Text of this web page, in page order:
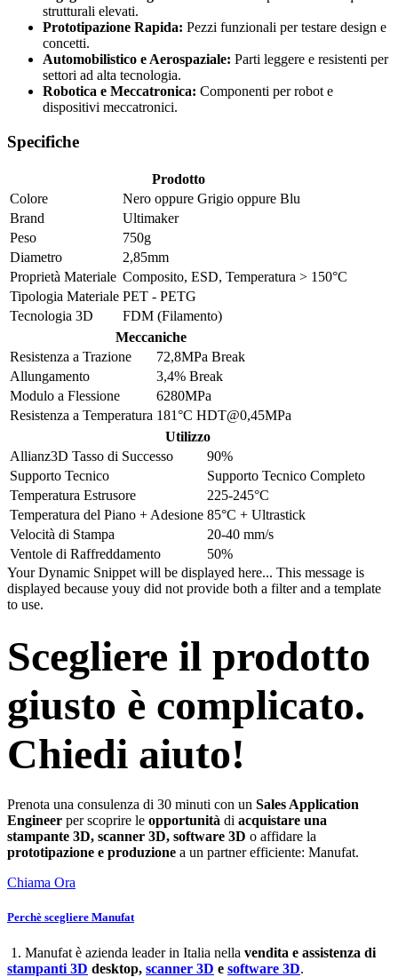
strutturali elevati.
Prototipazione Rapida: Pezzi funzionali per testare design e
concetti.
Automobilistico e Aerospaziale: Parti leggere e resistenti per
settori ad alta tecnologia.
Robotica e Meccatronica: Componenti per robot e
dispositivi meccatronici.
Specifiche
Prodotto
Colore
Nero oppure Grigio oppure Blu
Brand
Ultimaker
Peso
750g
Diametro
2,85mm
Proprietà Materiale Composito, ESD, Temperatura > 150°C
Tipologia Materiale PET - PETG
Tecnologia 3D
FDM (Filamento)
Meccaniche
Resistenza a Trazione
72,8MPa Break
Allungamento
3,4% Break
Modulo a Flessione
6280MPa
Resistenza a Temperatura 181°C HDT@0,45MPa
Utilizzo
Allianz3D Tasso di Successo
90%
Supporto Tecnico
Supporto Tecnico Completo
Temperatura Estrusore
225-245°C
Temperatura del Piano + Adesione 85°C + Ultrastick
Velocità di Stampa
20-40 mm/s
Ventole di Raffreddamento
50%
Your Dynamic Snippet will be displayed here... This message is
displayed because youy did not provide both a filter and a template
to use.
Scegliere il prodotto
giusto è complicato.
Chiedi aiuto!
Prenota una consulenza di 30 minuti con un Sales Application
Engineer per scoprire le opportunità di acquistare una
stampante 3D, scanner 3D, software 3D o affidare la
prototipazione e produzione a un partner efficiente: Manufat.
Chiama Ora
Perchè scegliere Manufat
1. Manufat è azienda leader in Italia nella vendita e assistenza di
stampanti 3D desktop, scanner 3D e software 3D.